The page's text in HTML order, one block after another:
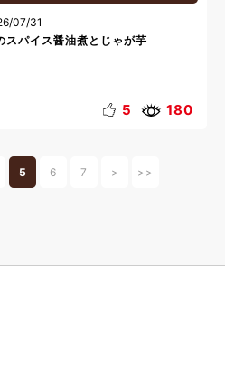
07/31
スパイス醤油煮とじゃが芋
5 180
5 6 7 > >>